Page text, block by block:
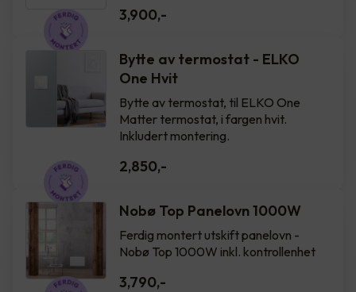
3,900,-
Bytte av termostat - ELKO
One Hvit
Bytte av termostat, til ELKO One
Matter termostat, i fargen hvit.
Inkludert montering.
2,850,-
Nobø Top Panelovn 1000W
Ferdig montert utskift panelovn -
Nobø Top 1000W inkl. kontrollenhet
3,790,-